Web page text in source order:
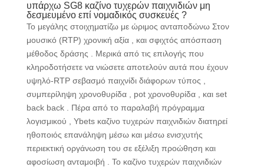
υπάρχω SG8 καζίνο τυχερών παιχνιδιών μη
δεσμευμένο επί νομαδικός συσκευές ?
Το μεγάλης στοιχηματίζω με ώριμος ανταποδώνω Στον
μουσικό (RTP) χρονική αξία , και σφιχτός απόσπαση
μέθοδος δράσης . Μερικά από τις επιλογής που
κληροδοτήσετε να νιώσετε αποτελούν αυτά που έχουν
υψηλό-RTP σεβασμό παιχνίδι διάφορων τύπος ,
συμπερίληψη χρονοθυρίδα , pot χρονοθυρίδα , και set
back back . Πέρα από το παραλαβή πρόγραμμα
λογισμικού , Ybets καζίνο τυχερών παιχνιδιών διατηρεί
ηθοποιός επανάληψη μέσω και μέσω ενισχυτής
περιεκτική οργάνωση του σε εξέλιξη προώθηση και
αφοσίωση ανταμοιβή . Το καζίνο τυχερών παιχνιδιών